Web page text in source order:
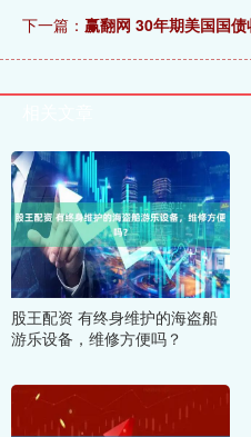
下一篇： 赢翻网 30年期美国国
股王配资 有终身维护的海盗船
游乐设备，维修方便吗？